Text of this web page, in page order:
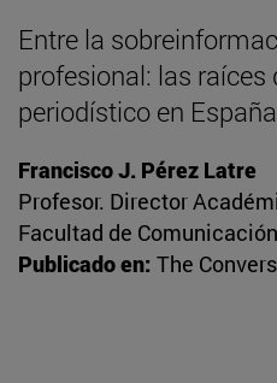
Entre la
profesional: las raíces
periodístico en España
Francisco J. Pérez Latre
Profesor. Director
Facultad de Comunicación
Publicado en: The